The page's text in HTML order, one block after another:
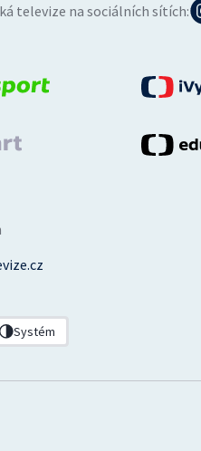
televize na sociálních sítích:
Systém